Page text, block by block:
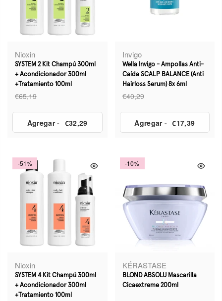
Nioxin
SYSTEM 2 Kit Champú 300ml
+ Acondicionador 300ml
+Tratamiento 100ml
€65,19
Agregar- €32,29
Invigo
Wella Invigo - Ampollas Anti-
Caída SCALP BALANCE (Anti
Hairloss Serum) 8x 6ml
€40,29
Agregar- €17,39
-51%
Nioxin
SYSTEM 4 Kit Champú 300ml
+ Acondicionador 300ml
+Tratamiento 100ml
-10%
KÉRASTASE
BLOND ABSOLU Mascarilla
Cicaextreme 200ml